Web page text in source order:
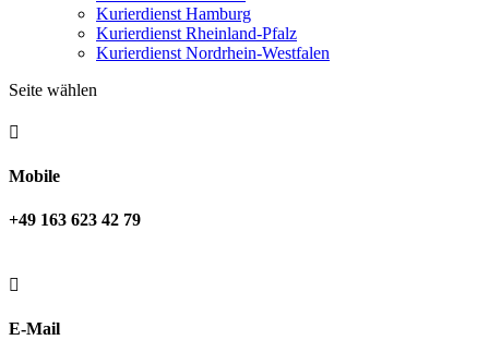
Kurierdienst Hamburg
Kurierdienst Rheinland-Pfalz
Kurierdienst Nordrhein-Westfalen
Seite wählen

Mobile
+49 163 623 42 79

E-Mail